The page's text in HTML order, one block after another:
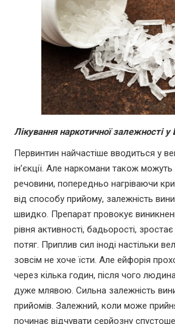
Лікування наркотичної залежності у
Первинтин найчастіше вводиться у
ін’єкції. Але наркомани також
речовини, попередньо нагріваючи
від способу прийому, залежність
швидко. Препарат провокує
рівня активності, бадьорості,
потяг. Приплив сил іноді настільки
зовсім не хоче їсти. Але ейфорія
через кілька годин, після чого
дуже млявою. Сильна залежність
прийомів. Залежний, коли може
починає відчувати серйозну